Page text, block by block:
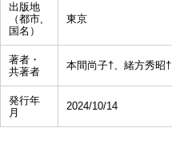
出版地
（都市,
国名）
東京
著者・
共著者
本間尚子†、緒方秀昭†
発行年
月
2024/10/14